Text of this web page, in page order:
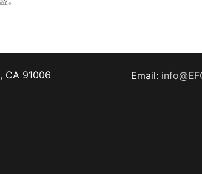
CA 91006 Email: